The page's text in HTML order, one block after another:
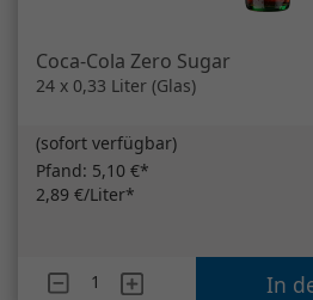
Coca-Cola Zero Sugar
24 x 0,33 Liter (Glas)
(sofort verfügbar)
Pfand: 5,10 €*
2,89 €/Liter*
Artikelanzahl Coca-ColaIn